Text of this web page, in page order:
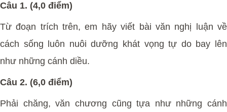
Câu 1. (4,0 điểm)
Từ đoạn trích trên, em hãy viết bài văn nghị luận về
cách sống luôn nuôi dưỡng khát vọng tự do bay lên
như những cánh diều.
Câu 2. (6,0 điểm)
Phải chăng, văn chương cũng tựa như những cánh